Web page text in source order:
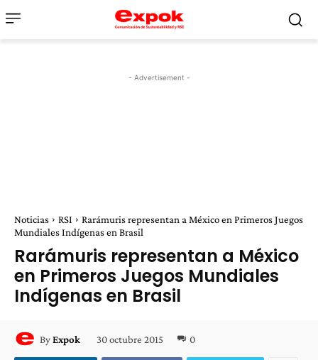
- Advertisement -
Noticias RSI
Rarámuris representan a México en Primeros Juegos
Mundiales Indígenas en Brasil
Rarámuris representan a México
en Primeros Juegos Mundiales
Indígenas en Brasil
ByExpok 30 octubre 2015 0